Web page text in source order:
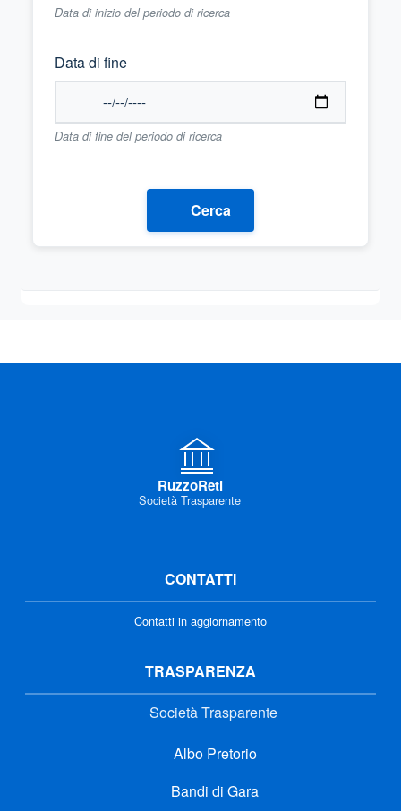
Data di inizio del periodo di ricerca
Data di fine
Data di fine del periodo di ricerca
Cerca
RuzzoReti
Società Trasparente
CONTATTI
Contatti in aggiornamento
TRASPARENZA
Società Trasparente
Albo Pretorio
Bandi di Gara